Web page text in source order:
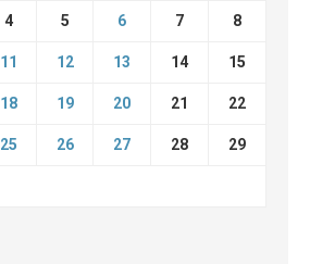
4 5 6 7 8
11 12 13 14 15
18 19 20 21 22
25 26 27 28 29